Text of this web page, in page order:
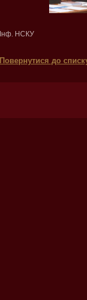
Інф. НСКУ
Повернутися до